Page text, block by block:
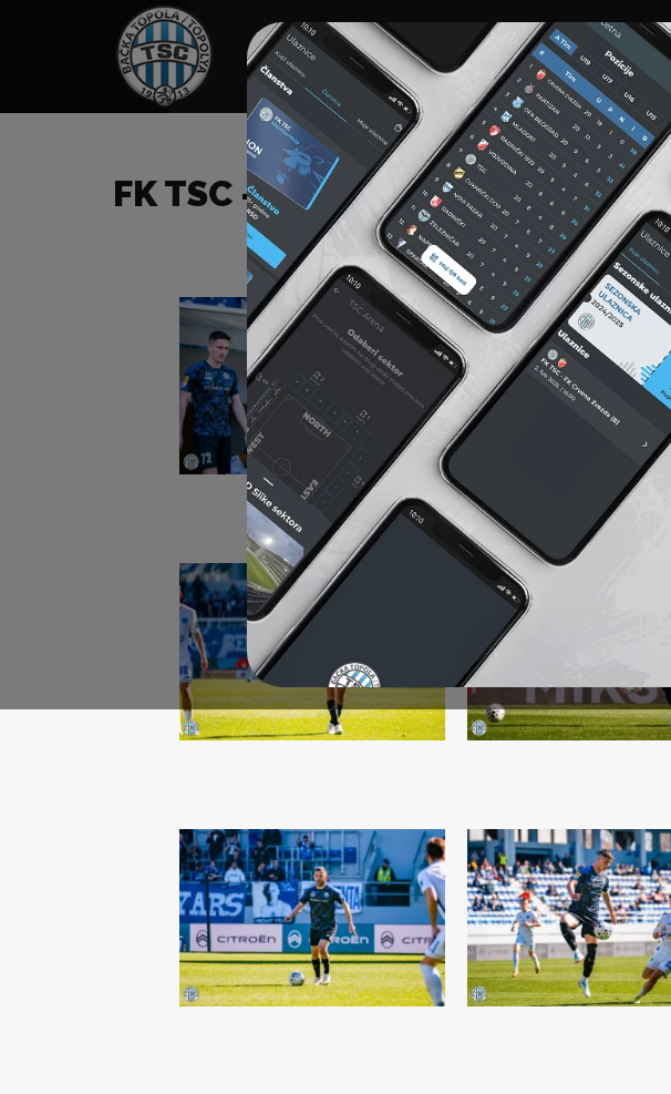
HOME SPONZORI NEWS GALERIJE A TIM
FK TSC – FK ŽELEZNIČAR (P)